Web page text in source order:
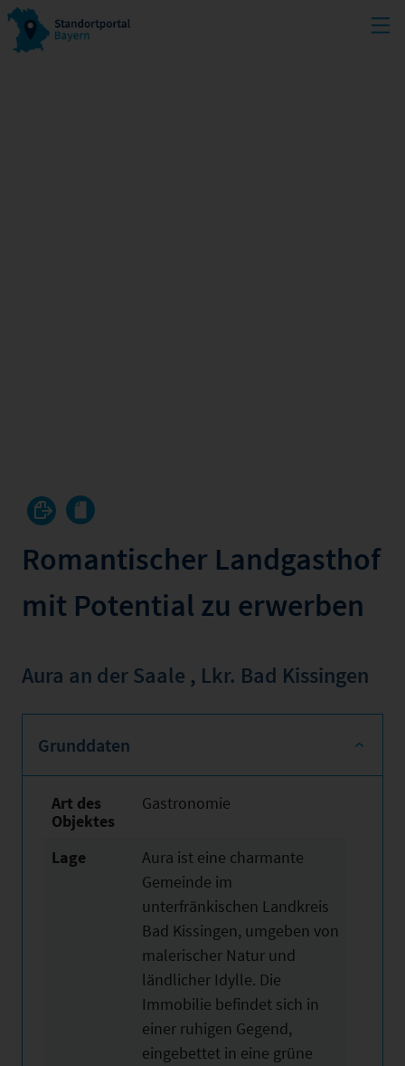
Romantischer Landgasthof
mit Potential zu erwerben
Aura an der Saale , Lkr. Bad Kissingen
Grunddaten
Art des
Objektes
Gastronomie
Lage
Aura ist eine charmante
Gemeinde im
unterfränkischen Landkreis
Bad Kissingen, umgeben von
malerischer Natur und
ländlicher Idylle. Die
Immobilie befindet sich in
einer ruhigen Gegend,
eingebettet in eine grüne